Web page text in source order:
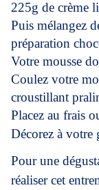
225g de crème
Puis mélangez
préparation
Votre mousse
Coulez votre
croustillant
Placez au frais
Décorez à votre
Pour une
réaliser cet